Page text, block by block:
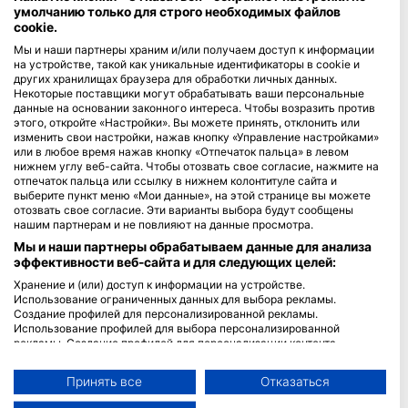
Blue Oceans
Часто задаваемые вопросы
Политика конфиденциальности
Условия использования сервиса
Правовая информация
Членство
Стать партнером
HEAD Watersports
SSI
LiveAboard.com
Mares
Aqualung
умолчанию только для строго необходимых файлов
cookie.
Мы и наши партнеры храним и/или получаем доступ к информации
на устройстве, такой как уникальные идентификаторы в cookie и
других хранилищах браузера для обработки личных данных.
Некоторые поставщики могут обрабатывать ваши персональные
данные на основании законного интереса. Чтобы возразить против
этого, откройте «Настройки». Вы можете принять, отклонить или
изменить свои настройки, нажав кнопку «Управление настройками»
или в любое время нажав кнопку «Отпечаток пальца» в левом
нижнем углу веб-сайта. Чтобы отозвать свое согласие, нажмите на
отпечаток пальца или ссылку в нижнем колонтитуле сайта и
выберите пункт меню «Мои данные», на этой странице вы можете
отозвать свое согласие. Эти варианты выбора будут сообщены
нашим партнерам и не повлияют на данные просмотра.
Мы и наши партнеры обрабатываем данные для анализа
эффективности веб-сайта и для следующих целей:
Хранение и (или) доступ к информации на устройстве.
Использование ограниченных данных для выбора рекламы.
Создание профилей для персонализированной рекламы.
Использование профилей для выбора персонализированной
рекламы. Создание профилей для персонализации контента.
контента. Определение эффективности рекламы. Определение
эффективности контента. Понимание аудитории с помощью
статистики или комбинации данных из разных источников.
Принять все Отказаться